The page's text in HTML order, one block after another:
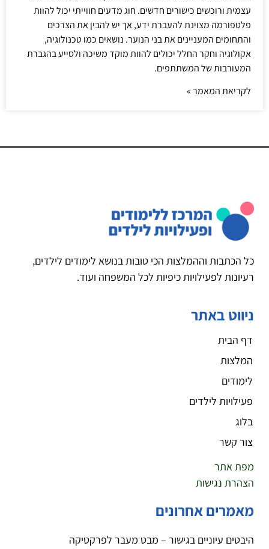
עצמית ורוכשים כישורים חדשים. חוג מדעים חווייתי יכול להוות
פלטפורמה מצוינת להעברת ידע, אך יש להבין את הצרכים
והתחומים המעניינים את בני הנוער. נושאים כמו טכנולוגיה,
אקולוגיה וחקר החלל יכולים להוות מוקד משיכה ולסייע בהגברת
המעורבות של המשתתפים.
לקריאת המאמר »
כל הכתבות וההמלצות הכי טובות בנושא לימודים לילדים,
רעיונות לפעילויות כיפיות לכל המשפחה ועוד.
ניווט באתר
דף הבית
המלצות
לימודים
פעילויות לילדים
בלוג
צור קשר
מפת אתר
הצהרת נגישות
מאמרים אחרונים
היבטים עיוניים בגישור – מבט מעבר לפרקטיקה